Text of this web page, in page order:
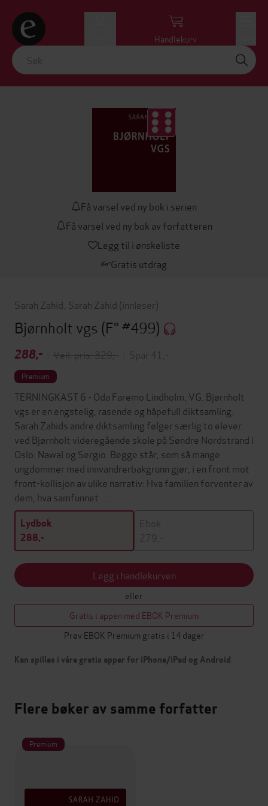
Handlekurv
Få varsel ved ny bok i serien
Få varsel ved ny bok av forfatteren
Legg til i ønskeliste
Gratis utdrag
Sarah Zahid Sarah Zahid (innleser)
Bjørnholt vgs (F° #499)
288,- Veil. pris: 329,- Spar 41,-
Premium
TERNINGKAST 6 - Oda Faremo Lindholm, VG. Bjørnholt
vgs er en engstelig, rasende og håpefull diktsamling.
Sarah Zahids andre diktsamling følger særlig to elever
ved Bjørnholt videregående skole på Søndre Nordstrand i
Oslo: Nawal og Sergio. Begge står, som så mange
ungdommer med innvandrerbakgrunn gjør, i en front mot
front-kollisjon av ulike narrativ: Hva familien forventer av
dem, hva samfunnet …
Lydbok
288,-
Ebok
279,-
Legg i handlekurven
eller
Gratis i appen med EBOK Premium
Prøv EBOK Premium gratis i 14 dager
Kan spilles i våre gratis apper for iPhone/iPad og Android
Flere bøker av samme forfatter
Premium